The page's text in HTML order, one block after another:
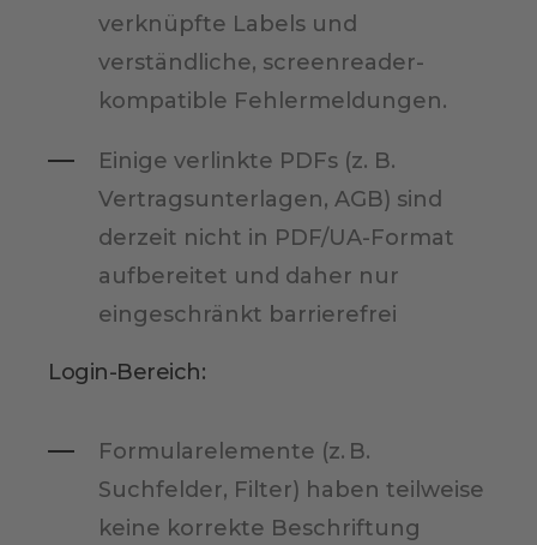
verknüpfte Labels und
verständliche, screenreader-
kompatible Fehlermeldungen.
Einige verlinkte PDFs (z. B.
Vertragsunterlagen, AGB) sind
derzeit nicht in PDF/UA-Format
aufbereitet und daher nur
eingeschränkt barrierefrei
Login-Bereich:
Formularelemente (z. B.
Suchfelder, Filter) haben teilweise
keine korrekte Beschriftung